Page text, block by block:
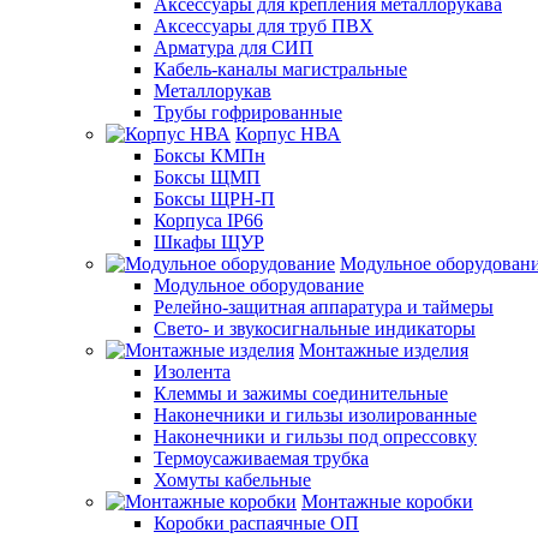
Аксессуары для труб ПВХ
Арматура для СИП
Кабель-каналы магистральные
Металлорукав
Трубы гофрированные
Корпус НВА
Боксы КМПн
Боксы ЩМП
Боксы ЩРН-П
Корпуса IP66
Шкафы ЩУР
Модульное
Модульное оборудование
Релейно-защитная аппаратура и таймеры
Свето- и звукосигнальные индикаторы
Монтажные изделия
Изолента
Клеммы и зажимы соединительные
Наконечники и гильзы изолированные
Наконечники и гильзы под опрессовку
Термоусаживаемая трубка
Хомуты кабельные
Монтажные коробки
Коробки распаячные ОП